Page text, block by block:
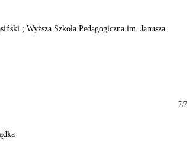
; Wyższa Szkoła Pedagogiczna im. Janusza
7/7